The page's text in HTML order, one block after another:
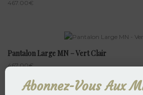
467.00€
Pantalon Large MN – Vert Clair
467.00€
Abonnez-Vous Aux